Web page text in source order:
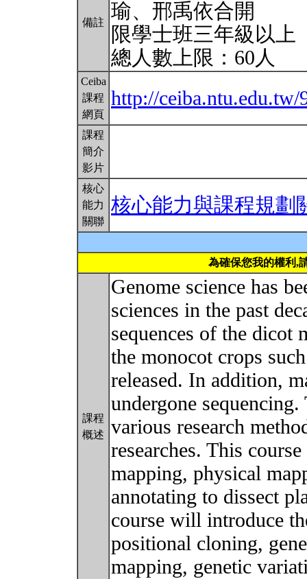
備註
瑜、邢禹依合開
限學士班三年級以上
總人數上限：60人
Ceiba
課程
網頁
http://ceiba.ntu.edu.tw/
課程
簡介
影片
核心
能力
關聯
核心能力與課程規劃
為確保您我的權利,
課程
概述
Genome science has
sciences in the past
sequences of the dicot
the monocot crops
released. In addition,
undergone
various research
researches. This
mapping, physical
annotating to dissect
course will introduce
positional cloning,
mapping, genetic